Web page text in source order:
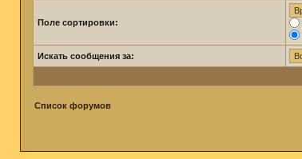
Поле сортировки:
Искать сообщения за:
Список форумов